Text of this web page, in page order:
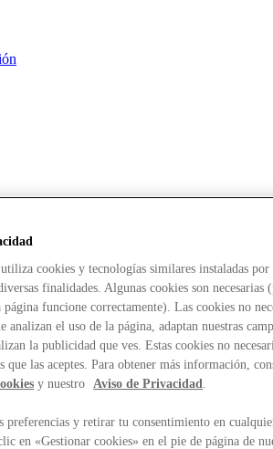
cookies y tecnologías similares instaladas por
finalidades. Algunas cookies son necesarias
funcione correctamente). Las cookies no
analizan el uso de la página, adaptan nuestras
la publicidad que ves. Estas cookies no
que las aceptes. Para obtener más información,
y nuestro Aviso de Privacidad
preferencias y retirar tu consentimiento en
en «Gestionar cookies» en el pie de página de